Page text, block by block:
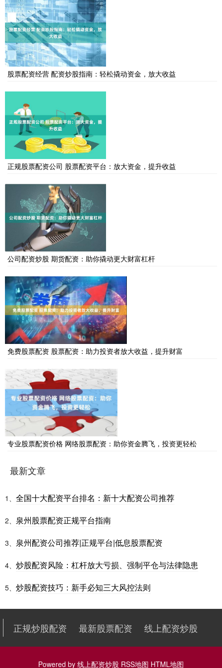
股票配资经营 配资炒股指南：轻松撬动资金，放大收益
正规股票配资公司 股票配资平台：放大资金，提升收益
公司配资炒股 期货配资：助你撬动更大财富杠杆
免费股票配资 股票配资：助力投资者放大收益，提升财富
专业股票配资价格 网络股票配资：助你资金腾飞，投资更轻松
最新文章
1、 全国十大配资平台排名：新十大配资公司推荐
2、 泉州股票配资正规平台指南
3、 泉州配资公司推荐|正规平台|低息股票配资
4、 炒股配资风险：杠杆放大亏损、强制平仓与法律隐患
5、 炒股配资技巧：新手必知三大风控法则
正规炒股配资 最新股票配资 线上配资炒股
Powered by 线上配资炒股 RSS地图 HTML地图